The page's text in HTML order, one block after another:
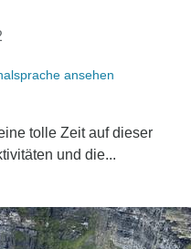
ansehen
tolle Zeit auf dieser
und die...